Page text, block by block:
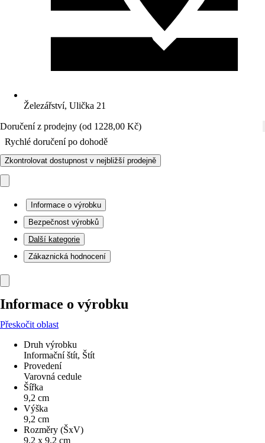
Železářství, Ulička 21
Doručení z prodejny (od 1228,00 Kč)
Rychlé doručení po dohodě
Zkontrolovat dostupnost v nejbližší prodejně
Informace o výrobku
Bezpečnost výrobků
Další kategorie
Zákaznická hodnocení
Informace o výrobku
Přeskočit oblast
Druh výrobku
Informační štít, Štít
Provedení
Varovná cedule
Šířka
9,2 cm
Výška
9,2 cm
Rozměry (ŠxV)
9.2 x 9.2 cm